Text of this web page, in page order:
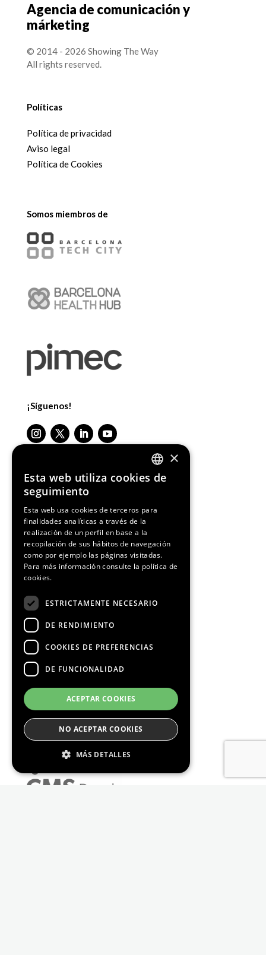
Agencia de comunicación y
márketing
© 2014 - 2026 Showing The Way
All rights reserved.
Políticas
Política de privacidad
Aviso legal
Política de Cookies
Somos miembros de
¡Síguenos!
Media Partners
ENGLISH
×
Esta web utiliza cookies de
seguimiento
Esta web usa cookies de terceros para
finalidades analíticas a través de la
realización de un perfil en base a la
recopilación de sus hábitos de navegación
como por ejemplo las páginas visitadas.
Para más información consulte la política de
cookies.
ESTRICTAMENTE NECESARIO
DE RENDIMIENTO
COOKIES DE PREFERENCIAS
DE FUNCIONALIDAD
ACEPTAR COOKIES
NO ACEPTAR COOKIES
MÁS DETALLES